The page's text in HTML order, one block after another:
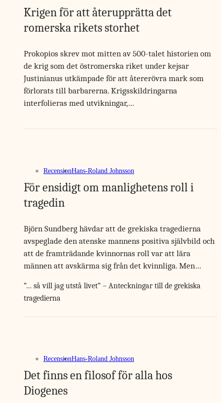
Krigen för att återupprätta det
romerska rikets storhet
Prokopios skrev mot mitten av 500-talet historien om
de krig som det östromerska riket under kejsar
Justinianus utkämpade för att återerövra mark som
förlorats till barbarerna. Krigsskildringarna
interfolieras med utvikningar,…
RecensionHans-Roland Johnsson
För ensidigt om manlighetens roll i
tragedin
Björn Sundberg hävdar att de grekiska tragedierna
avspeglade den atenske mannens positiva självbild och
att de framträdande kvinnornas roll var att lära
männen att avskärma sig från det kvinnliga. Men…
”… så vill jag utstå livet” – Anteckningar till de grekiska
tragedierna
RecensionHans-Roland Johnsson
Det finns en filosof för alla hos
Diogenes